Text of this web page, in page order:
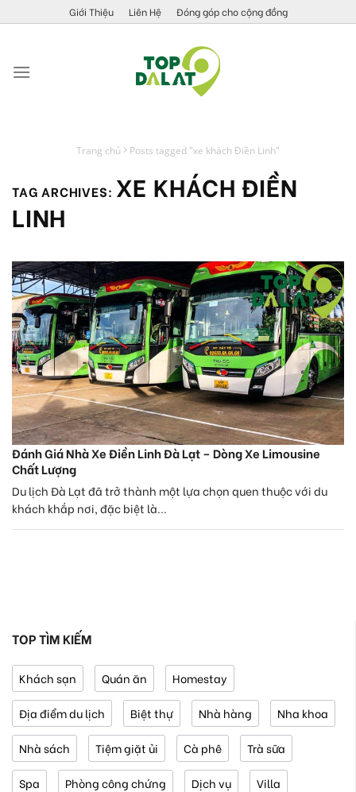
to
Giới Thiệu Liên Hệ Đóng góp cho cộng đồng
Trang chủ Posts tagged "xe khách Điền Linh"
TAG ARCHIVES: XE KHÁCH ĐIỀN
LINH
Đánh Giá Nhà Xe Điền Linh Đà Lạt – Dòng Xe Limousine
Chất Lượng
Du lịch Đà Lạt đã trở thành một lựa chọn quen thuộc với du
khách khắp nơi, đặc biệt là...
TOP TÌM KIẾM
Khách sạn Quán ăn Homestay
Địa điểm du lịch Biệt thự Nhà hàng Nha khoa
Nhà sách Tiệm giặt ủi Cà phê Trà sữa
Spa Phòng công chứng Dịch vụ Villa